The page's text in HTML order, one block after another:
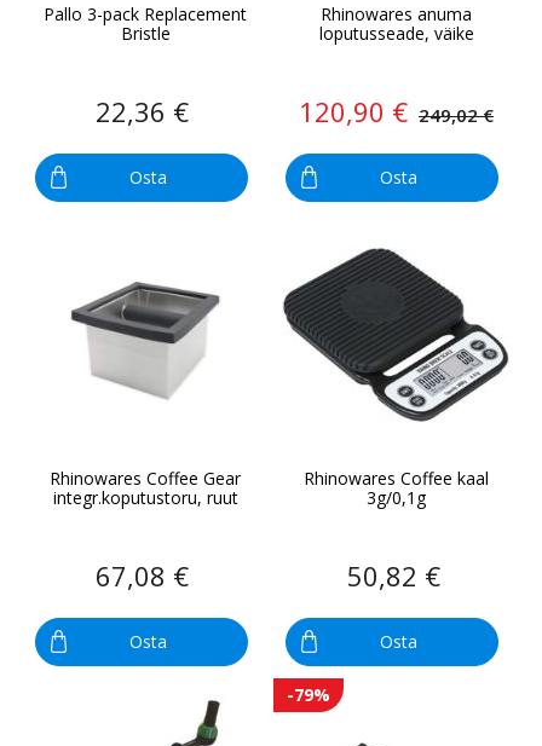
Pallo 3-pack Replacement
Bristle
22,36 €
Osta
Rhinowares anuma
loputusseade, väike
120,90 € 249,02 €
Osta
Rhinowares Coffee Gear
integr.koputustoru, ruut
67,08 €
Osta
Rhinowares Coffee kaal
3g/0,1g
50,82 €
Osta
-79%